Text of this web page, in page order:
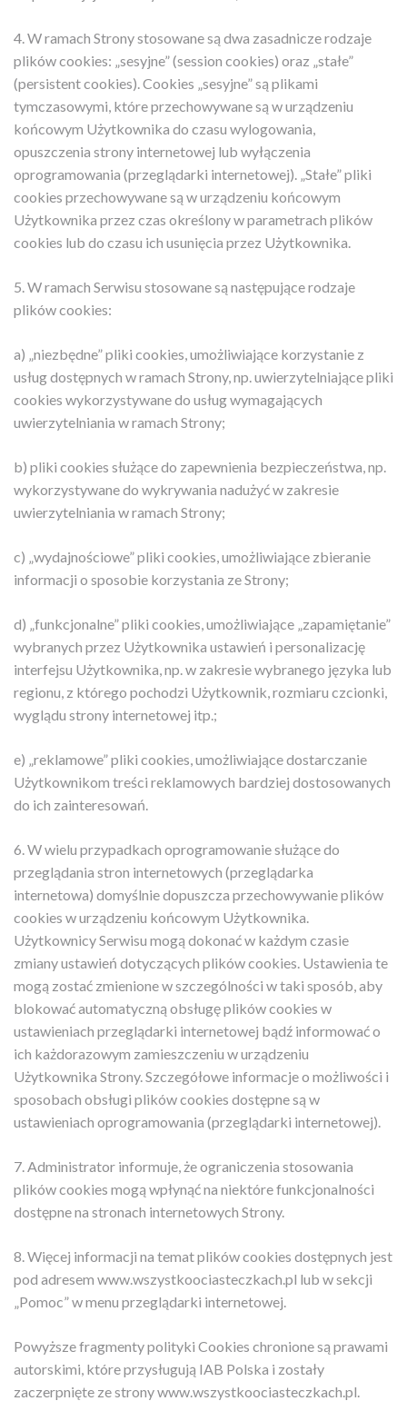
4. W ramach Strony stosowane są dwa zasadnicze rodzaje
plików cookies: „sesyjne” (session cookies) oraz „stałe”
(persistent cookies). Cookies „sesyjne” są plikami
tymczasowymi, które przechowywane są w urządzeniu
końcowym Użytkownika do czasu wylogowania,
opuszczenia strony internetowej lub wyłączenia
oprogramowania (przeglądarki internetowej). „Stałe” pliki
cookies przechowywane są w urządzeniu końcowym
Użytkownika przez czas określony w parametrach plików
cookies lub do czasu ich usunięcia przez Użytkownika.
5. W ramach Serwisu stosowane są następujące rodzaje
plików cookies:
a) „niezbędne” pliki cookies, umożliwiające korzystanie z
usług dostępnych w ramach Strony, np. uwierzytelniające pliki
cookies wykorzystywane do usług wymagających
uwierzytelniania w ramach Strony;
b) pliki cookies służące do zapewnienia bezpieczeństwa, np.
wykorzystywane do wykrywania nadużyć w zakresie
uwierzytelniania w ramach Strony;
c) „wydajnościowe” pliki cookies, umożliwiające zbieranie
informacji o sposobie korzystania ze Strony;
d) „funkcjonalne” pliki cookies, umożliwiające „zapamiętanie”
wybranych przez Użytkownika ustawień i personalizację
interfejsu Użytkownika, np. w zakresie wybranego języka lub
regionu, z którego pochodzi Użytkownik, rozmiaru czcionki,
wyglądu strony internetowej itp.;
e) „reklamowe” pliki cookies, umożliwiające dostarczanie
Użytkownikom treści reklamowych bardziej dostosowanych
do ich zainteresowań.
6. W wielu przypadkach oprogramowanie służące do
przeglądania stron internetowych (przeglądarka
internetowa) domyślnie dopuszcza przechowywanie plików
cookies w urządzeniu końcowym Użytkownika.
Użytkownicy Serwisu mogą dokonać w każdym czasie
zmiany ustawień dotyczących plików cookies. Ustawienia te
mogą zostać zmienione w szczególności w taki sposób, aby
blokować automatyczną obsługę plików cookies w
ustawieniach przeglądarki internetowej bądź informować o
ich każdorazowym zamieszczeniu w urządzeniu
Użytkownika Strony. Szczegółowe informacje o możliwości i
sposobach obsługi plików cookies dostępne są w
ustawieniach oprogramowania (przeglądarki internetowej).
7. Administrator informuje, że ograniczenia stosowania
plików cookies mogą wpłynąć na niektóre funkcjonalności
dostępne na stronach internetowych Strony.
8. Więcej informacji na temat plików cookies dostępnych jest
pod adresem www.wszystkoociasteczkach.pl lub w sekcji
„Pomoc” w menu przeglądarki internetowej.
Powyższe fragmenty polityki Cookies chronione są prawami
autorskimi, które przysługują IAB Polska i zostały
zaczerpnięte ze strony www.wszystkoociasteczkach.pl.